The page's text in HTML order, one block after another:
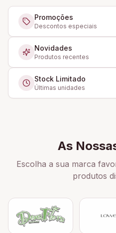
Promoções
Descontos especiais
Novidades
Produtos recentes
Stock Limitado
Últimas unidades
As
Escolha a sua marca
produtos